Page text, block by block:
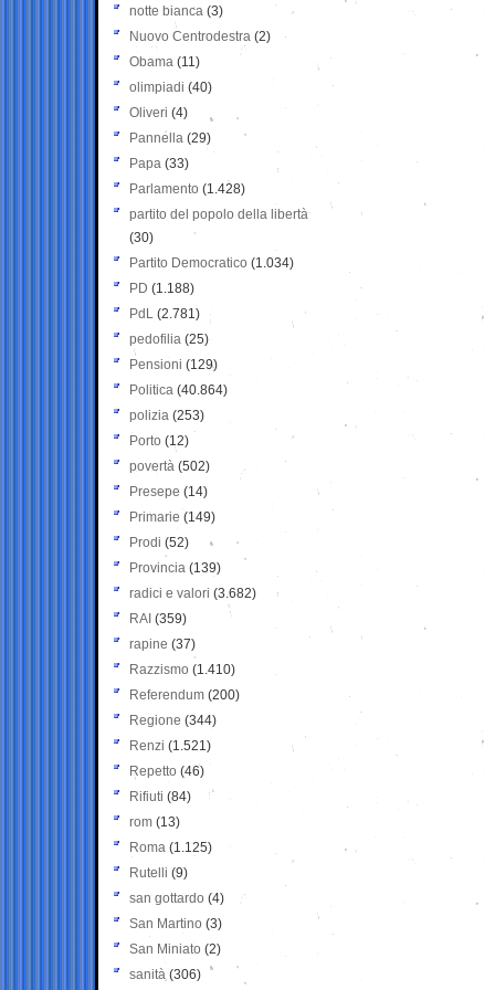
notte bianca (3)
Nuovo Centrodestra (2)
Obama (11)
olimpiadi (40)
Oliveri (4)
Pannella (29)
Papa (33)
Parlamento (1.428)
partito del popolo della libertà
(30)
Partito Democratico (1.034)
PD (1.188)
PdL (2.781)
pedofilia (25)
Pensioni (129)
Politica (40.864)
polizia (253)
Porto (12)
povertà (502)
Presepe (14)
Primarie (149)
Prodi (52)
Provincia (139)
radici e valori (3.682)
RAI (359)
rapine (37)
Razzismo (1.410)
Referendum (200)
Regione (344)
Renzi (1.521)
Repetto (46)
Rifiuti (84)
rom (13)
Roma (1.125)
Rutelli (9)
san gottardo (4)
San Martino (3)
San Miniato (2)
sanità (306)